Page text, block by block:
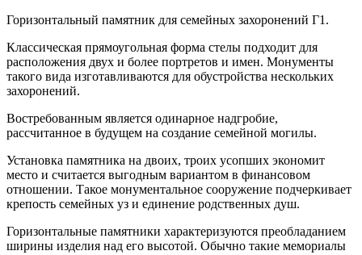
Горизонтальный памятник для семейных захоронений Г1.
Классическая прямоугольная форма стелы подходит для
расположения двух и более портретов и имен. Монументы
такого вида изготавливаются для обустройства нескольких
захоронений.
Востребованным является одинарное надгробие,
рассчитанное в будущем на создание семейной могилы.
Установка памятника на двоих, троих усопших экономит
место и считается выгодным вариантом в финансовом
отношении. Такое монументальное сооружение подчеркивает
крепость семейных уз и единение родственных душ.
Горизонтальные памятники характеризуются преобладанием
ширины изделия над его высотой. Обычно такие мемориалы